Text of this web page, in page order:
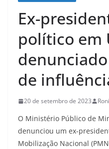
Ex-
político em
de
20 de setembro de 2023
O Ministério Público de
denunciou um ex-
Mobilização Nacional